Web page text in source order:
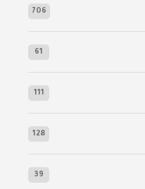
706
61
111
128
39